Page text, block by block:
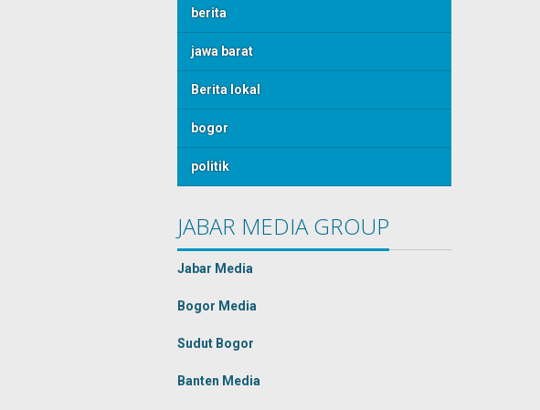
berita
jawa barat
Berita lokal
bogor
politik
JABAR MEDIA GROUP
Jabar Media
Bogor Media
Sudut Bogor
Banten Media